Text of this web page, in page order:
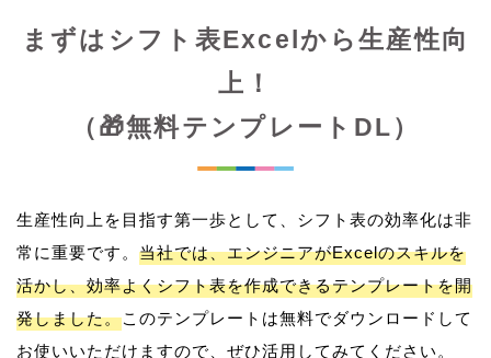
まずはシフト表Excelから生産性向
上！
（🎁無料テンプレートDL）
生産性向上を目指す第一歩として、シフト表の効率化は非
常に重要です。 当社では、エンジニアがExcelのスキルを
活かし、効率よくシフト表を作成できるテンプレートを開
発しました。このテンプレートは無料でダウンロードして
お使いいただけますので、ぜひ活用してみてください。